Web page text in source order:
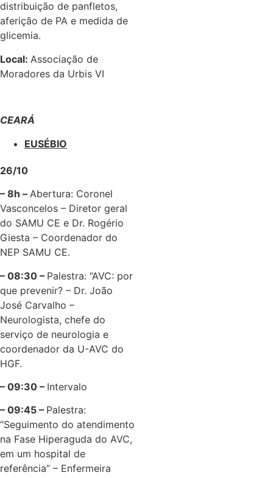
distribuição de panfletos,
aferição de PA e medida de
glicemia.
Local: Associação de
Moradores da Urbis VI
CEARÁ
EUSÉBIO
26/10
– 8h – Abertura: Coronel
Vasconcelos – Diretor geral
do SAMU CE e Dr. Rogério
Giesta – Coordenador do
NEP SAMU CE.
– 08:30 – Palestra: “AVC: por
que prevenir? – Dr. João
José Carvalho –
Neurologista, chefe do
serviço de neurologia e
coordenador da U-AVC do
HGF.
– 09:30 – Intervalo
– 09:45 – Palestra:
“Seguimento do atendimento
na Fase Hiperaguda do AVC,
em um hospital de
referência” – Enfermeira